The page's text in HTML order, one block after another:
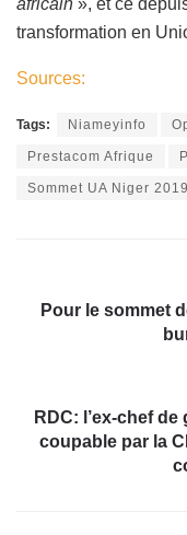
africain », et ce
transformation en
Sources:
Tags: Niameyinfo
Prestacom Afrique
Sommet UA Niger 2019
Pour le sommet
RDC: l’ex-chef
coupable par la